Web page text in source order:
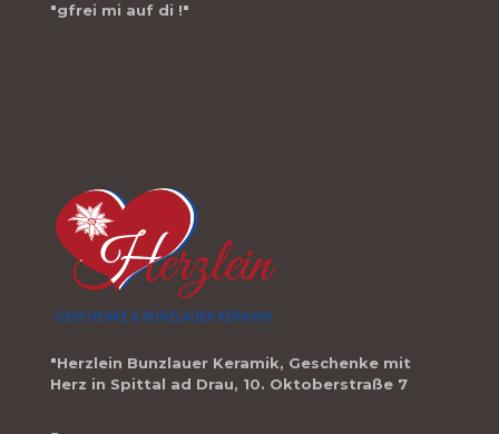
"gfrei mi auf di !"
"Herzlein Bunzlauer Keramik, Geschenke mit
Herz in Spittal ad Drau, 10. Oktoberstraße 7